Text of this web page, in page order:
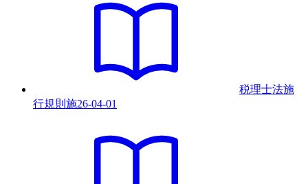
税理士法施
行規則 施26-04-01